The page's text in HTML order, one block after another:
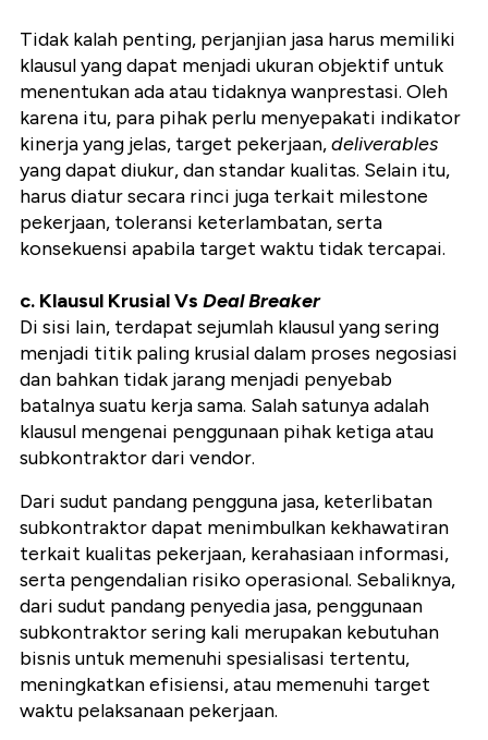
Tidak kalah penting, perjanjian jasa harus memiliki
klausul yang dapat menjadi ukuran objektif untuk
menentukan ada atau tidaknya wanprestasi. Oleh
karena itu, para pihak perlu menyepakati indikator
kinerja yang jelas, target pekerjaan,deliverables
yang dapat diukur, dan standar kualitas. Selain itu,
harus diatur secara rinci juga terkait milestone
pekerjaan, toleransi keterlambatan, serta
konsekuensi apabila target waktu tidak tercapai.
c. Klausul Krusial Vs Deal Breaker
Di sisi lain, terdapat sejumlah klausul yang sering
menjadi titik paling krusial dalam proses negosiasi
dan bahkan tidak jarang menjadi penyebab
batalnya suatu kerja sama. Salah satunya adalah
klausul mengenai penggunaan pihak ketiga atau
subkontraktor dari vendor.
Dari sudut pandang pengguna jasa, keterlibatan
subkontraktor dapat menimbulkan kekhawatiran
terkait kualitas pekerjaan, kerahasiaan informasi,
serta pengendalian risiko operasional. Sebaliknya,
dari sudut pandang penyedia jasa, penggunaan
subkontraktor sering kali merupakan kebutuhan
bisnis untuk memenuhi spesialisasi tertentu,
meningkatkan efisiensi, atau memenuhi target
waktu pelaksanaan pekerjaan.